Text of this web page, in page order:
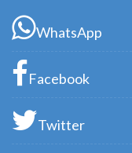
WhatsApp
Facebook
Twitter